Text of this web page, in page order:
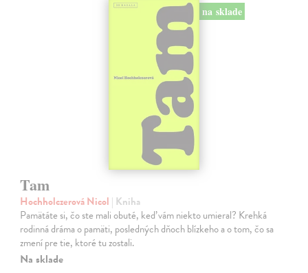
na sklade
Tam
Hochholczerová Nicol | Kniha
Pamätáte si, čo ste mali obuté, keď vám niekto umieral? Krehká
rodinná dráma o pamäti, posledných dňoch blízkeho a o tom, čo sa
zmení pre tie, ktoré tu zostali.
Na sklade